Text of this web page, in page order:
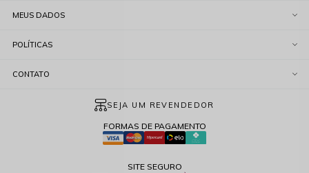
MEUS DADOS
POLÍTICAS
CONTATO
FORMAS DE PAGAMENTO
SITE SEGURO
SEJA UM REVENDEDOR